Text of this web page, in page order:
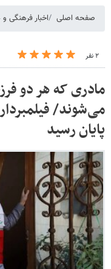
صفحه اصلی اخبار فرهنگی
۲ نفر
مادری که هر دو
می‌شوند/
پایان رسید